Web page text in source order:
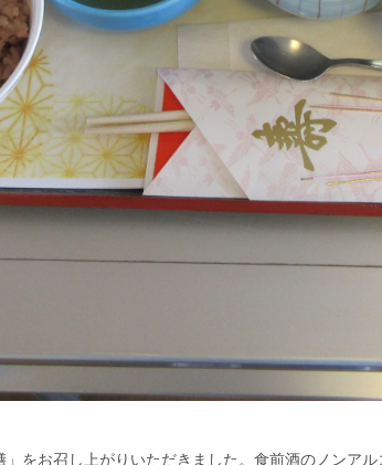
をお召し上がりいただきました。食前酒のノンア